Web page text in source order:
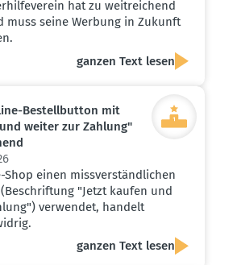
hat zu weitreichend
muss seine Werbung in Zukunft
ganzen Text lesen
Bestell­button mit
weiter zur Zahlung"
Shop einen missverständlichen
"Jetzt kaufen und
verwendet, handelt
ganzen Text lesen